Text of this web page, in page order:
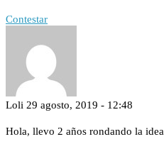
Contestar
Loli 29 agosto, 2019 - 12:48
Hola, llevo 2 años rondando la